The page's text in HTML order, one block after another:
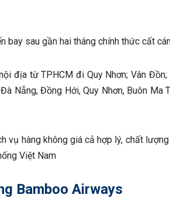
bay sau gần hai tháng chính thức cất
địa từ TPHCM đi Quy Nhơn; Vân Đồn;
Nẵng, Đồng Hới, Quy Nhơn, Buôn Ma
vụ hàng không giá cả hợp lý, chất
Việt Nam
Bamboo Airways